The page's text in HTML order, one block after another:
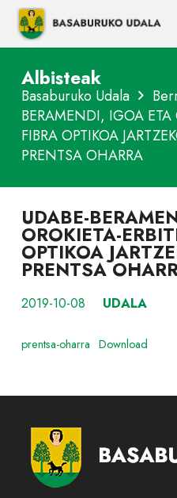
Albisteak
Basaburuko Udala
BERAMENDI, IGOA ETA
FIBRA OPTIKOA
PRENTSA OHARRA
UDABE-
OROKIETA-
OPTIKOA
PRENTSA
2019-10-08 UDALA
prentsa-oharra Download